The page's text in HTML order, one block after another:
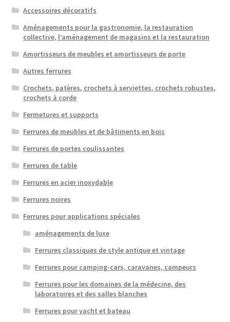
Accessoires décoratifs
Aménagements pour la gastronomie, la restauration
collective, l’aménagement de magasins et la restauration
Amortisseurs de meubles et amortisseurs de porte
Autres ferrures
Crochets, patères, crochets à serviettes, crochets robustes,
crochets à corde
Fermetures et supports
Ferrures de meubles et de bâtiments en bois
Ferrures de portes coulissantes
Ferrures de table
Ferrures en acier inoxydable
Ferrures noires
Ferrures pour applications spéciales
aménagements de luxe
Ferrures classiques de style antique et vintage
Ferrures pour camping-cars, caravanes, campeurs
Ferrures pour les domaines de la médecine, des
laboratoires et des salles blanches
Ferrures pour yacht et bateau